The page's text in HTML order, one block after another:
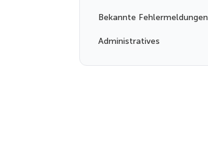
Bekannte Fehlermeldungen
Administratives